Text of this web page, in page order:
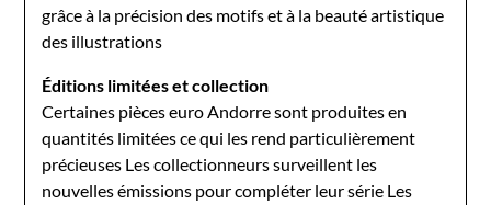
grâce à la précision des motifs et à la beauté artistique
des illustrations
Éditions limitées et collection
Certaines pièces euro Andorre sont produites en
quantités limitées ce qui les rend particulièrement
précieuses Les collectionneurs surveillent les
nouvelles émissions pour compléter leur série Les